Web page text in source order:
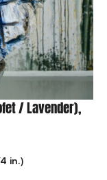
/ Lavender),
in.)